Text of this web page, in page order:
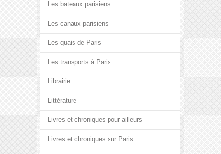
Les bateaux parisiens
Les canaux parisiens
Les quais de Paris
Les transports à Paris
Librairie
Littérature
Livres et chroniques pour ailleurs
Livres et chroniques sur Paris